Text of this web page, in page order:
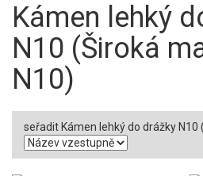
Kámen lehký
N10 (Široká
N10)
seřadit Kámen lehký do drážky N10